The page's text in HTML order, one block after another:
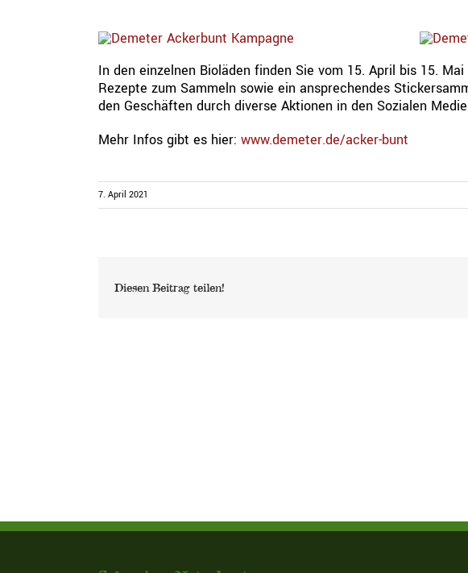
In den einzelnen Bioläden finden Sie vom 15. April bis 15.
Rezepte zum Sammeln sowie ein ansprechendes
den Geschäften durch diverse Aktionen in den Sozialen
Mehr Infos gibt es hier: www.demeter.de/acker-bunt
7. April 2021
Diesen Beitrag teilen!